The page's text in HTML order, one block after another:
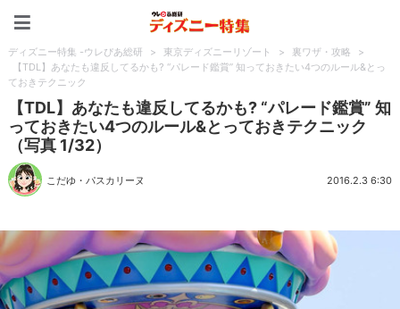
ディズニー特集 -ウレぴあ総研 > 東京ディズニーリゾート > 裏ワザ・攻略
>
【TDL】あなたも違反してるかも? “パレード鑑賞” 知っておきたい4つのルール&とっ
ておきテクニック
【TDL】あなたも違反してるかも? “パレード鑑賞” 知
っておきたい4つのルール&とっておきテクニック
（写真 1/32）
こだゆ・パスカリーヌ 2016.2.3 6:30